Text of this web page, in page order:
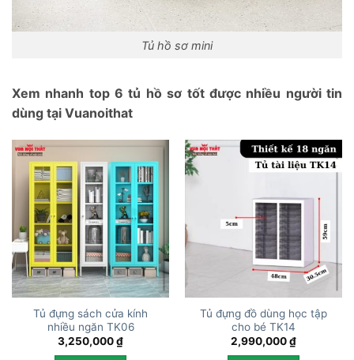
Tủ hồ sơ mini
Xem nhanh top 6 tủ hồ sơ tốt được nhiều người tin
dùng tại Vuanoithat
Tủ đựng sách cửa kính
nhiều ngăn TK06
3,250,000₫
Tủ đựng đồ dùng học tập
cho bé TK14
2,990,000₫